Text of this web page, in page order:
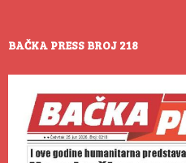
BAČKA PRESS BROJ 218